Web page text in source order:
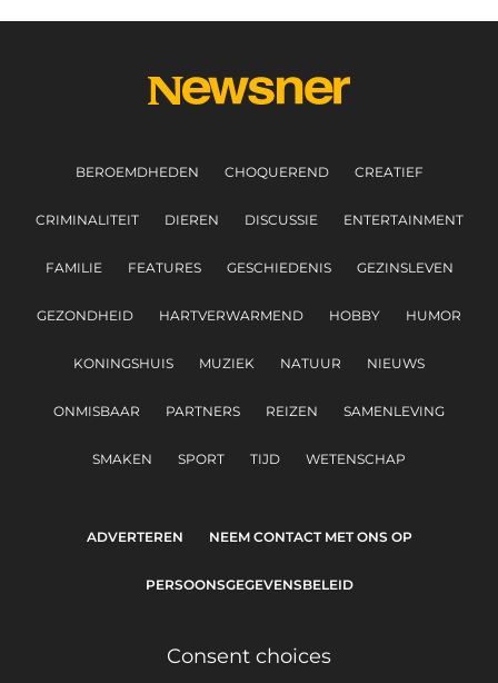
BEROEMDHEDEN CHOQUEREND CREATIEF
CRIMINALITEIT DIEREN DISCUSSIE ENTERTAINMENT
FAMILIE FEATURES GESCHIEDENIS GEZINSLEVEN
GEZONDHEID HARTVERWARMEND HOBBY HUMOR
KONINGSHUIS MUZIEK NATUUR NIEUWS
ONMISBAAR PARTNERS REIZEN SAMENLEVING
SMAKEN SPORT TIJD WETENSCHAP
ADVERTEREN NEEM CONTACT MET ONS OP
PERSOONSGEGEVENSBELEID
Consent choices